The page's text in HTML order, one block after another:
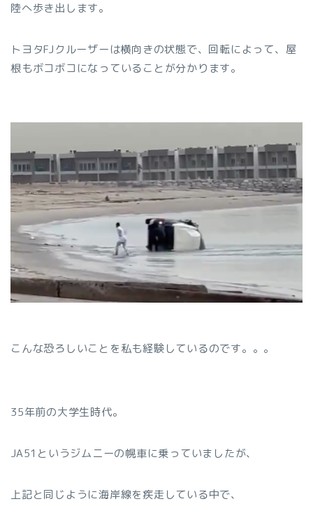
陸へ歩き出します。
トヨタFJクルーザーは横向きの状態で、回転によって、屋
根もボコボコになっていることが分かります。
こんな恐ろしいことを私も経験しているのです。。。
35年前の大学生時代。
JA51というジムニーの幌車に乗っていましたが、
上記と同じように海岸線を疾走している中で、